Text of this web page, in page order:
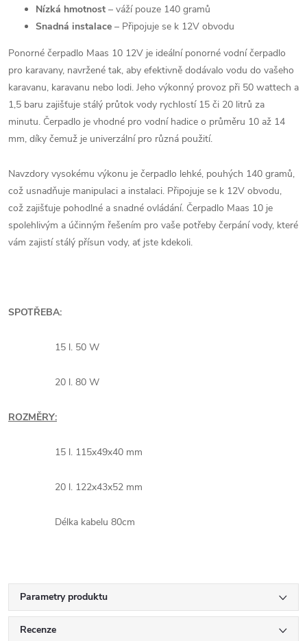
Nízká hmotnost – váží pouze 140 gramů
Snadná instalace – Připojuje se k 12V obvodu
Ponorné čerpadlo Maas 10 12V je ideální ponorné vodní čerpadlo
pro karavany, navržené tak, aby efektivně dodávalo vodu do vašeho
karavanu, karavanu nebo lodi. Jeho výkonný provoz při 50 wattech a
1,5 baru zajišťuje stálý průtok vody rychlostí 15 či 20 litrů za
minutu. Čerpadlo je vhodné pro vodní hadice o průměru 10 až 14
mm, díky čemuž je univerzální pro různá použití.
Navzdory vysokému výkonu je čerpadlo lehké, pouhých 140 gramů,
což usnadňuje manipulaci a instalaci. Připojuje se k 12V obvodu,
což zajišťuje pohodlné a snadné ovládání. Čerpadlo Maas 10 je
spolehlivým a účinným řešením pro vaše potřeby čerpání vody, které
vám zajistí stálý přísun vody, ať jste kdekoli.
SPOTŘEBA:
15 l. 50 W
20 l. 80 W
ROZMĚRY:
15 l. 115x49x40 mm
20 l. 122x43x52 mm
Délka kabelu 80cm
Parametry produktu
Recenze